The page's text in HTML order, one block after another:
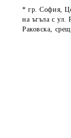
* гр. София,
на ъгъла с ул.
Раковска,